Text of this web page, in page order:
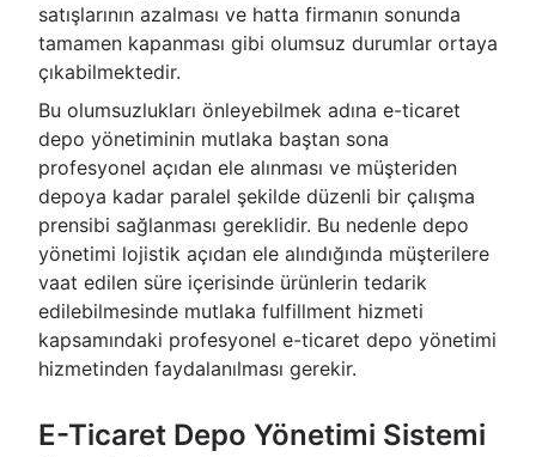
satışlarının azalması ve hatta firmanın sonunda
tamamen kapanması gibi olumsuz durumlar ortaya
çıkabilmektedir.
Bu olumsuzlukları önleyebilmek adına e-ticaret
depo yönetiminin mutlaka baştan sona
profesyonel açıdan ele alınması ve müşteriden
depoya kadar paralel şekilde düzenli bir çalışma
prensibi sağlanması gereklidir. Bu nedenle depo
yönetimi lojistik açıdan ele alındığında müşterilere
vaat edilen süre içerisinde ürünlerin tedarik
edilebilmesinde mutlaka fulfillment hizmeti
kapsamındaki profesyonel e-ticaret depo yönetimi
hizmetinden faydalanılması gerekir.
E-Ticaret Depo Yönetimi Sistemi